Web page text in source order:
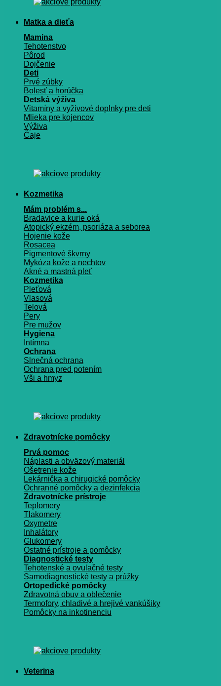
Matka a dieťa
Mamina
Tehotenstvo
Pôrod
Dojčenie
Deti
Prvé zúbky
Bolesť a horúčka
Detská výživa
Vitamíny a vyživové doplnky pre deti
Mlieka pre kojencov
Výživa
Čaje
Kozmetika
Mám problém s...
Bradavice a kurie oká
Atopický ekzém, psoriáza a seborea
Hojenie kože
Rosacea
Pigmentové škvrny
Mykóza kože a nechtov
Akné a mastná pleť
Kozmetika
Pleťová
Vlasová
Telová
Pery
Pre mužov
Hygiena
Intímna
Ochrana
Slnečná ochrana
Ochrana pred potením
Vši a hmyz
Zdravotnícke pomôcky
Prvá pomoc
Náplasti a obväzový materiál
Ošetrenie kože
Lekárnička a chirugické pomôcky
Ochranné pomôcky a dezinfekcia
Zdravotnícke prístroje
Teplomery
Tlakomery
Oxymetre
Inhalátory
Glukomery
Ostatné prístroje a pomôcky
Diagnostické testy
Tehotenské a ovulačné testy
Samodiagnostické testy a prúžky
Ortopedické pomôcky
Zdravotná obuv a oblečenie
Termofory, chladivé a hrejivé vankúšiky
Pomôcky na inkotinenciu
Veterina